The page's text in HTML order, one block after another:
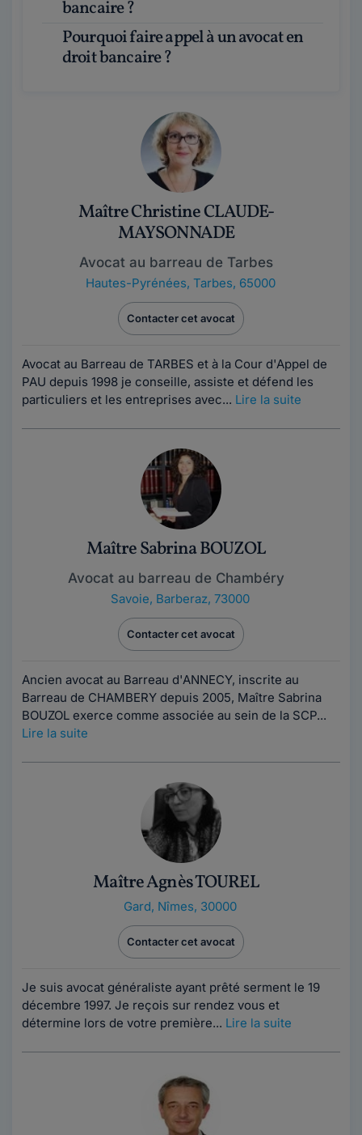
bancaire ?
Pourquoi faire appel à un avocat en
droit bancaire ?
Maître Christine CLAUDE-
MAYSONNADE
Avocat au barreau de Tarbes
Hautes-Pyrénées, Tarbes, 65000
Contacter cet avocat
Avocat au Barreau de TARBES et à la Cour d'Appel de
PAU depuis 1998 je conseille, assiste et défend les
particuliers et les entreprises avec... Lire la suite
Maître Sabrina BOUZOL
Avocat au barreau de Chambéry
Savoie, Barberaz, 73000
Contacter cet avocat
Ancien avocat au Barreau d'ANNECY, inscrite au
Barreau de CHAMBERY depuis 2005, Maître Sabrina
BOUZOL exerce comme associée au sein de la SCP...
Lire la suite
Maître Agnès TOUREL
Gard, Nîmes, 30000
Contacter cet avocat
Je suis avocat généraliste ayant prêté serment le 19
décembre 1997. Je reçois sur rendez vous et
détermine lors de votre première... Lire la suite